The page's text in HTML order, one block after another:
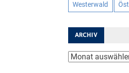
Westerwald
ARCHIV
Archiv